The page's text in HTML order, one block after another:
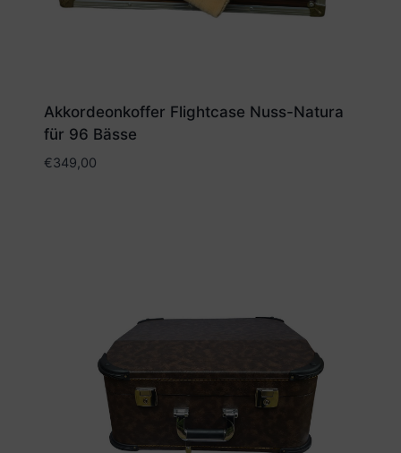
Akkordeonkoffer Flightcase Nuss-Natura
für 96 Bässe
€349,00